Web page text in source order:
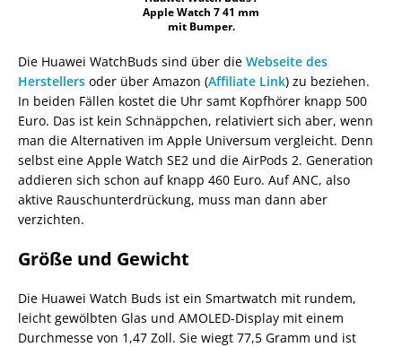
Apple Watch 7 41 mm
mit Bumper.
Die Huawei WatchBuds sind über die Webseite des
Herstellers oder über Amazon (Affiliate Link) zu beziehen.
In beiden Fällen kostet die Uhr samt Kopfhörer knapp 500
Euro. Das ist kein Schnäppchen, relativiert sich aber, wenn
man die Alternativen im Apple Universum vergleicht. Denn
selbst eine Apple Watch SE2 und die AirPods 2. Generation
addieren sich schon auf knapp 460 Euro. Auf ANC, also
aktive Rauschunterdrückung, muss man dann aber
verzichten.
Größe und Gewicht
Die Huawei Watch Buds ist ein Smartwatch mit rundem,
leicht gewölbten Glas und AMOLED-Display mit einem
Durchmesse von 1,47 Zoll. Sie wiegt 77,5 Gramm und ist